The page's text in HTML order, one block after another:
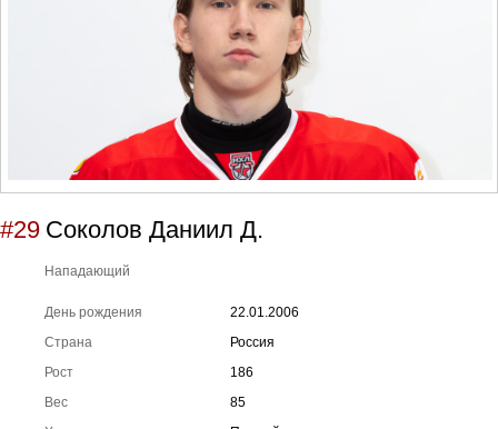
#29 Соколов Даниил Д.
Нападающий
День рождения
Страна
Рост
Вес
22.01.2006
Россия
186
85